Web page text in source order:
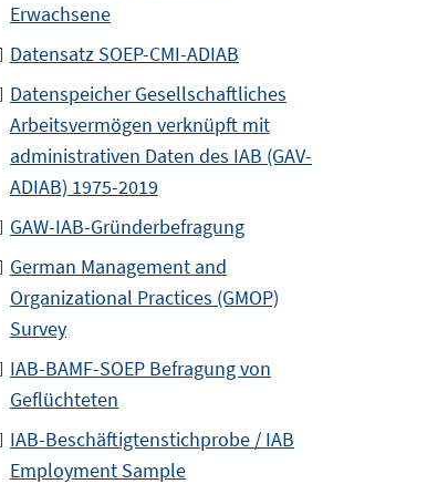
Erwachsene
Datensatz SOEP-CMI-ADIAB
Datenspeicher Gesellschaftliches
Arbeitsvermögen verknüpft mit
administrativen Daten des IAB (GAV-
ADIAB) 1975-2019
GAW-IAB-Gründerbefragung
German Management and
Organizational Practices (GMOP)
Survey
IAB-BAMF-SOEP Befragung von
Geflüchteten
IAB-Beschäftigtenstichprobe / IAB
Employment Sample